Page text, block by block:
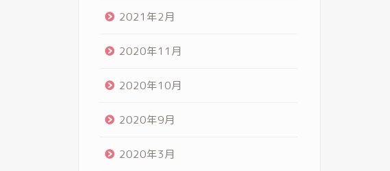
2021年2月
2020年11月
2020年10月
2020年9月
2020年3月